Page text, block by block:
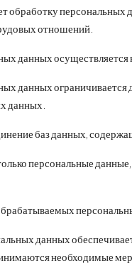
обработку персональных
отношений.
данных осуществляется
данных
данных.
баз данных,
персональные
данных
необходимые